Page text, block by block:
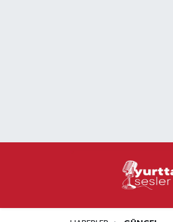
Süper Lig Puan Durumu ve